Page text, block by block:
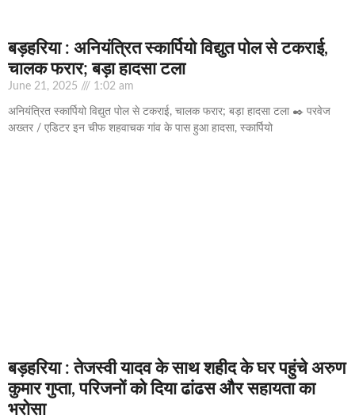
बड़हरिया : अनियंत्रित स्कार्पियो विद्युत पोल से टकराई,
चालक फरार; बड़ा हादसा टला
June 21, 2025 1:02 am
अनियंत्रित स्कार्पियो विद्युत पोल से टकराई, चालक फरार; बड़ा हादसा टला ✒️ परवेज
अख्तर / एडिटर इन चीफ शहवाचक गांव के पास हुआ हादसा, स्कार्पियो
बड़हरिया : तेजस्वी यादव के साथ शहीद के घर पहुंचे अरुण
कुमार गुप्ता, परिजनों को दिया ढांढस और सहायता का
भरोसा